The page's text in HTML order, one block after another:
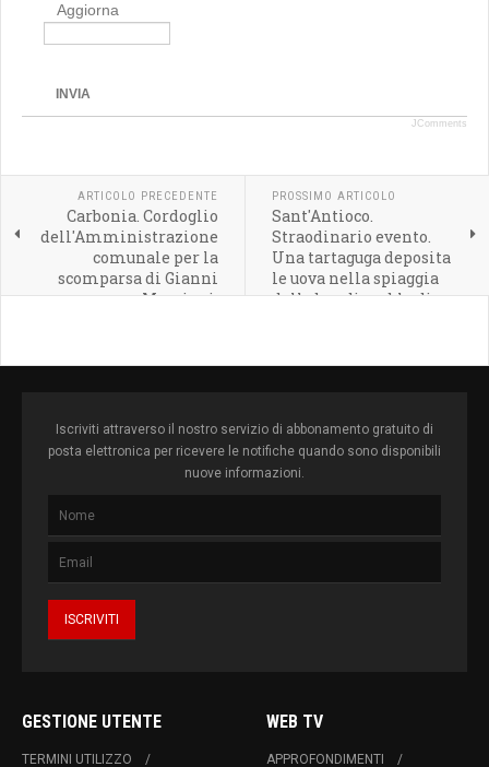
Aggiorna
INVIA
JComments
ARTICOLO PRECEDENTE
Carbonia. Cordoglio
dell'Amministrazione
comunale per la
scomparsa di Gianni
Murgioni.
PROSSIMO ARTICOLO
Sant'Antioco.
Straodinario evento.
Una tartaguga deposita
le uova nella spiaggia
della bandiera blu di
Iscriviti attraverso il nostro servizio di abbonamento gratuito di
posta elettronica per ricevere le notifiche quando sono disponibili
nuove informazioni.
GESTIONE UTENTE
TERMINI UTILIZZO
WEB TV
APPROFONDIMENTI